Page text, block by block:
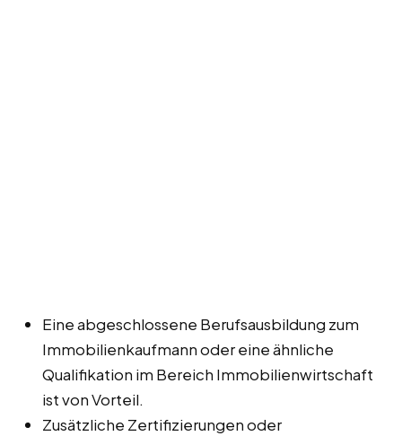
Eine abgeschlossene Berufsausbildung zum
Immobilienkaufmann oder eine ähnliche
Qualifikation im Bereich Immobilienwirtschaft
ist von Vorteil.
Zusätzliche Zertifizierungen oder